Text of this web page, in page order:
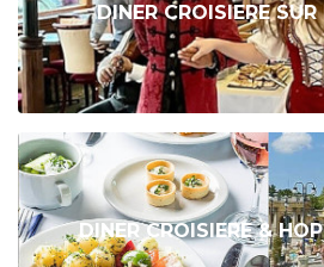
DINER CROISIERE
DINER CROISIERE &